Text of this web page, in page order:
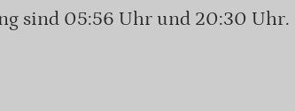
sind 05:56 Uhr und 20:30 Uhr.